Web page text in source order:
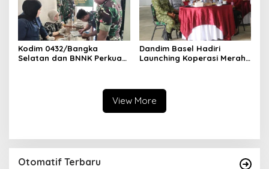
Kodim 0432/Bangka
Selatan dan BNNK Perkuat
Dandim Basel Hadiri
Launching Koperasi Merah
View More
Otomatif Terbaru